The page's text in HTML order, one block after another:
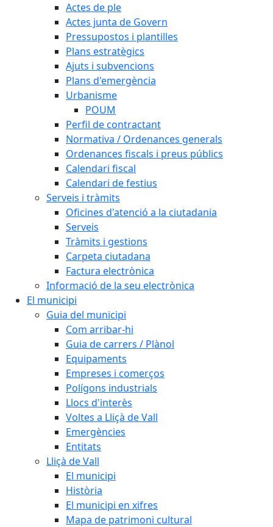
Actes de ple
Actes junta de Govern
Pressupostos i plantilles
Plans estratègics
Ajuts i subvencions
Plans d'emergència
Urbanisme
POUM
Perfil de contractant
Normativa / Ordenances generals
Ordenances fiscals i preus públics
Calendari fiscal
Calendari de festius
Serveis i tràmits
Oficines d'atenció a la ciutadania
Serveis
Tràmits i gestions
Carpeta ciutadana
Factura electrònica
Informació de la seu electrònica
El municipi
Guia del municipi
Com arribar-hi
Guia de carrers / Plànol
Equipaments
Empreses i comerços
Polígons industrials
Llocs d'interès
Voltes a Lliçà de Vall
Emergències
Entitats
Lliçà de Vall
El municipi
Història
El municipi en xifres
Mapa de patrimoni cultural